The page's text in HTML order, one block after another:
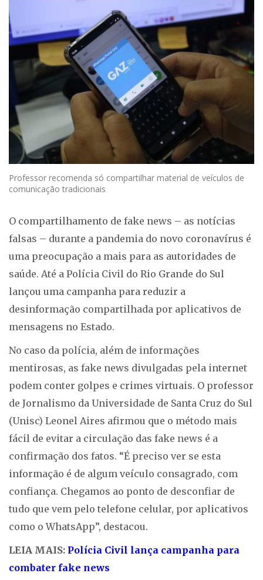
Professor recomenda só compartilhar material de veículos de
comunicação tradicionais
O compartilhamento de fake news – as notícias
falsas – durante a pandemia do novo coronavírus é
uma preocupação a mais para as autoridades de
saúde. Até a Polícia Civil do Rio Grande do Sul
lançou uma campanha para reduzir a
desinformação compartilhada por aplicativos de
mensagens no Estado.
No caso da polícia, além de informações
mentirosas, as fake news divulgadas pela internet
podem conter golpes e crimes virtuais. O professor
de Jornalismo da Universidade de Santa Cruz do Sul
(Unisc) Leonel Aires afirmou que o método mais
fácil de evitar a circulação das fake news é a
confirmação dos fatos. “É preciso ver se esta
informação é de algum veículo consagrado, com
confiança. Chegamos ao ponto de desconfiar de
tudo que vem pelo telefone celular, por aplicativos
como o WhatsApp”, destacou.
LEIA MAIS: Polícia Civil lança campanha para
combater fake news